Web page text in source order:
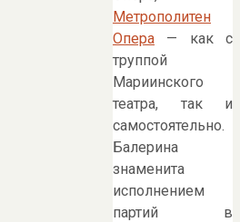
Метрополитен
Опера — как с
труппой
Мариинского
театра, так и
самостоятельно.
Балерина
знаменита
исполнением
партий в